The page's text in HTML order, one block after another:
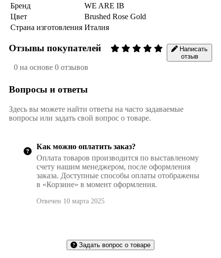
Бренд
WE ARE IB
Цвет
Brushed Rose Gold
Страна изготовления Италия
Отзывы покупателей
0 на основе 0 отзывов
Написать
отзыв
Вопросы и ответы
Здесь вы можете найти ответы на часто задаваемые
вопросы или задать свой вопрос о товаре.
Как можно оплатить заказ?
Оплата товаров производится по выставленому
счету нашим менеджером, после оформления
заказа. Доступные способы оплаты отображены
в «Корзине» в момент оформления.
Отвечен 10 марта 2025
Задать вопрос о товаре